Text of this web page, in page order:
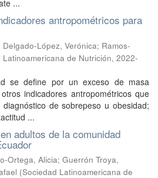
...
antropométricos para
Delgado-López, Verónica; Ramos-
Latinoamericana de Nutrición, 2022-
se define por un exceso de masa
indicadores antropométricos que
de sobrepeso u obesidad;
...
adultos de la comunidad
Ortega, Alicia; Guerrón Troya,
(Sociedad Latinoamericana de